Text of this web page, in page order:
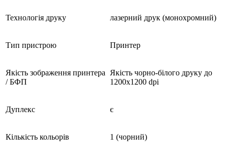
Технологія друку лазерний друк (монохромний)
Тип пристрою Принтер
Якість зображення принтера
/ БФП
Якість чорно-білого друку до
1200х1200 dpi
Дуплекс є
Кількість кольорів 1 (чорний)